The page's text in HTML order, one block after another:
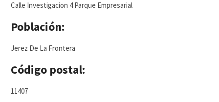
Calle Investigacion 4 Parque Empresarial
Población:
Jerez De La Frontera
Código postal:
11407